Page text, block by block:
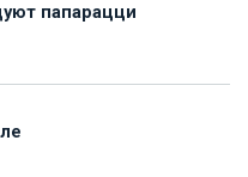
папарацци